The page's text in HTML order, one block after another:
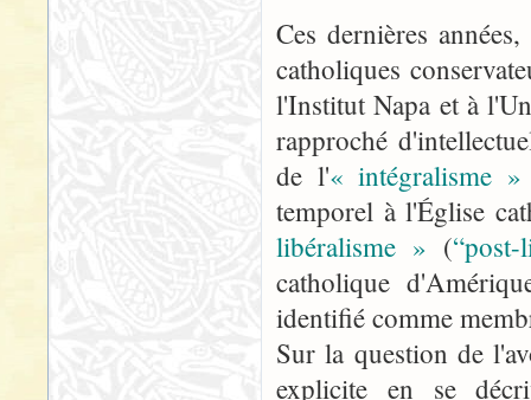
Ces dernières
catholiques
l'Institut Napa et à
rapproché
de l'« intégralisme »
temporel à l'Église
libéralisme » (“post-
catholique
identifié comme
Sur la question de
explicite en se